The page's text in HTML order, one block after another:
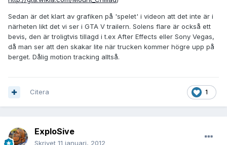
Sedan är det klart av grafiken på 'spelet' i videon att det inte är i
närheten likt det vi ser i GTA V trailern. Solens flare är också ett
bevis, den är troligtvis tillagd i t.ex After Effects eller Sony Vegas,
då man ser att den skakar lite när trucken kommer högre upp på
berget. Dålig motion tracking alltså.
1
Citera
ExploSive
Skrivet 11 januari, 2012